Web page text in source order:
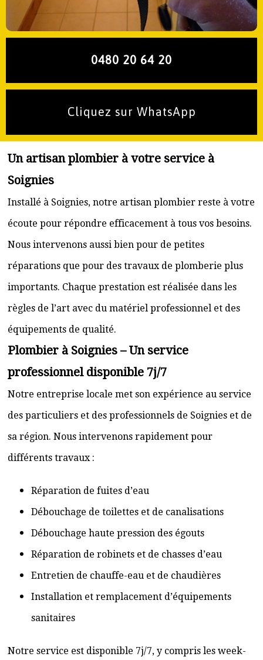
0480 20 64 20
Cliquez sur WhatsApp
Un artisan plombier à votre service à
Soignies
Installé à Soignies, notre artisan plombier reste à votre
écoute pour répondre efficacement à tous vos besoins.
Nous intervenons aussi bien pour de petites
réparations que pour des travaux de plomberie plus
importants. Chaque prestation est réalisée dans les
règles de l’art avec du matériel professionnel et des
équipements de qualité.
Plombier à Soignies – Un service
professionnel disponible 7j/7
Notre entreprise locale met son expérience au service
des particuliers et des professionnels de Soignies et de
sa région. Nous intervenons rapidement pour
différents travaux :
Réparation de fuites d’eau
Débouchage de toilettes et de canalisations
Débouchage haute pression des égouts
Réparation de robinets et de chasses d’eau
Entretien de chauffe-eau et de chaudières
Installation et remplacement d’équipements
sanitaires
Notre service est disponible 7j/7, y compris les week-